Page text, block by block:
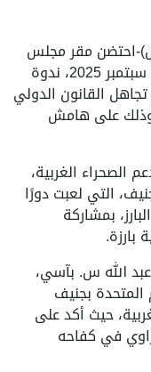
08 سبتمبر 2025 (واص)-احتضن مقر مجلس
حقوق الإنسان بجنيف، اليوم الاثنين 08 سبتمبر 2025، ندوة
القانون الدولي
وذلك على هامش
الغربية،
التي لعبت دورًا
بمشاركة
الله س. بآسي،
المتحدة بجنيف
حيث أكد على
في كفاحه